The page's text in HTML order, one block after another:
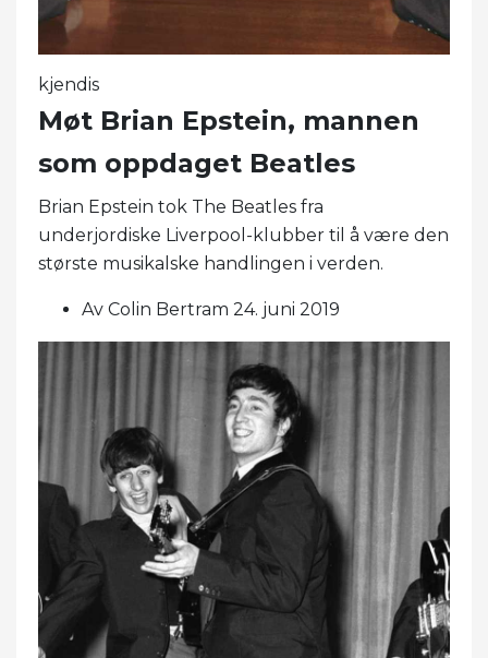
kjendis
Møt Brian Epstein, mannen
som oppdaget Beatles
Brian Epstein tok The Beatles fra
underjordiske Liverpool-klubber til å være den
største musikalske handlingen i verden.
Av Colin Bertram 24. juni 2019